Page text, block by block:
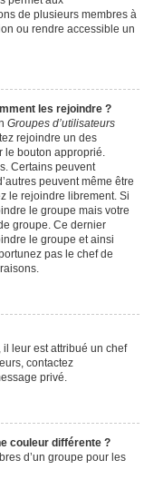
de plusieurs membres à
ou rendre accessible un
les rejoindre ?
Groupes d’utilisateurs
rejoindre un des
le bouton approprié.
Certains peuvent
peuvent même être
le rejoindre librement. Si
le groupe mais votre
groupe. Ce dernier
le groupe et ainsi
pas le chef de
il leur est attribué un chef
contactez
privé.
couleur différente ?
d’un groupe pour les